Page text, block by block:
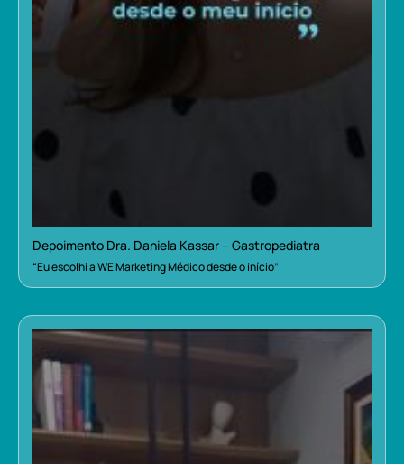
Depoimento Dra. Daniela Kassar – Gastropediatra
“Eu escolhi a WE Marketing Médico desde o início”